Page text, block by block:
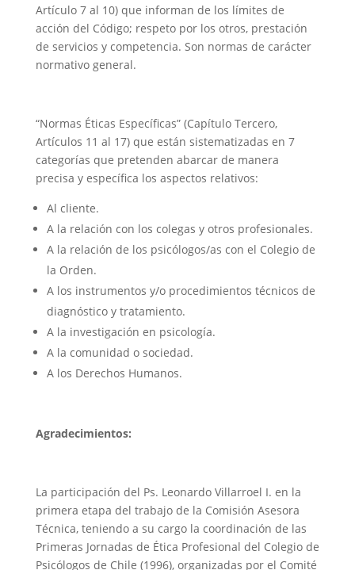
Artículo 7 al 10) que informan de los límites de
acción del Código; respeto por los otros, prestación
de servicios y competencia. Son normas de carácter
normativo general.
“Normas Éticas Específicas” (Capítulo Tercero,
Artículos 11 al 17) que están sistematizadas en 7
categorías que pretenden abarcar de manera
precisa y específica los aspectos relativos:
Al cliente.
A la relación con los colegas y otros profesionales.
A la relación de los psicólogos/as con el Colegio de
la Orden.
A los instrumentos y/o procedimientos técnicos de
diagnóstico y tratamiento.
A la investigación en psicología.
A la comunidad o sociedad.
A los Derechos Humanos.
Agradecimientos:
La participación del Ps. Leonardo Villarroel I. en la
primera etapa del trabajo de la Comisión Asesora
Técnica, teniendo a su cargo la coordinación de las
Primeras Jornadas de Ética Profesional del Colegio de
Psicólogos de Chile (1996), organizadas por el Comité